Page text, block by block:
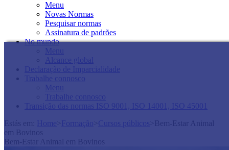
Menu
Novas Normas
Pesquisar normas
Assinatura de padrões
No mundo
Menu
Alcance global
Declaração de Imparcialidade
Trabalhe connosco
Menu
Trabalhe connosco
Transição das normas ISO 9001, ISO 14001, ISO 45001
Estás em:
Home >Formação >Cursos públicos >Bem-Estar Animal
em Bovinos
Bem-Estar Animal em Bovinos